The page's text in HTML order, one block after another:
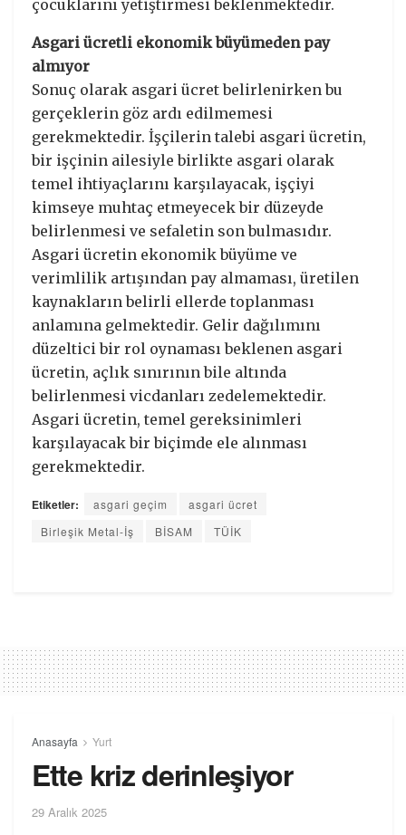
çocuklarını yetiştirmesi beklenmektedir.
Asgari ücretli ekonomik büyümeden pay
almıyor
Sonuç olarak asgari ücret belirlenirken bu
gerçeklerin göz ardı edilmemesi
gerekmektedir. İşçilerin talebi asgari ücretin,
bir işçinin ailesiyle birlikte asgari olarak
temel ihtiyaçlarını karşılayacak, işçiyi
kimseye muhtaç etmeyecek bir düzeyde
belirlenmesi ve sefaletin son bulmasıdır.
Asgari ücretin ekonomik büyüme ve
verimlilik artışından pay almaması, üretilen
kaynakların belirli ellerde toplanması
anlamına gelmektedir. Gelir dağılımını
düzeltici bir rol oynaması beklenen asgari
ücretin, açlık sınırının bile altında
belirlenmesi vicdanları zedelemektedir.
Asgari ücretin, temel gereksinimleri
karşılayacak bir biçimde ele alınması
gerekmektedir.
Etiketler: asgari geçim
asgari ücret
Birleşik Metal-İş
BİSAM TÜİK
Anasayfa Yurt
Ette kriz derinleşiyor
29 Aralık 2025